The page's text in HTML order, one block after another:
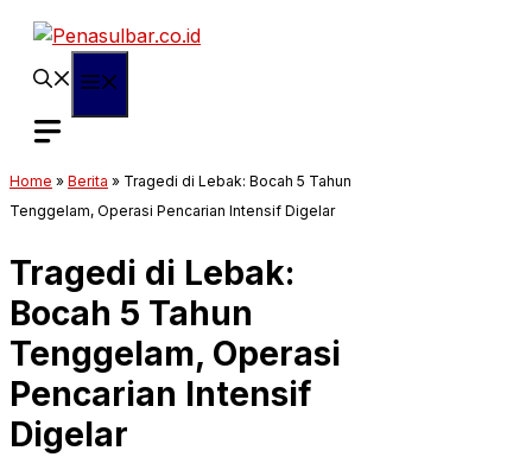
Langsung
Home » Berita » Tragedi di Lebak: Bocah 5 Tahun
Tenggelam, Operasi Pencarian Intensif Digelar
Tragedi di Lebak:
Bocah 5 Tahun
Tenggelam, Operasi
Pencarian Intensif
Digelar